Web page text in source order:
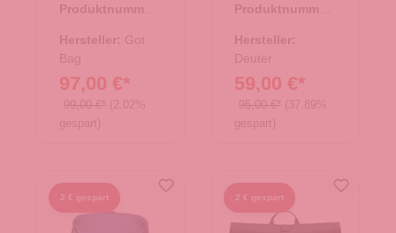
Produktnummer:
Hersteller: Got
Bag
97,00 €*
99,00 €* (2.02%
gespart)
Produktnummer:
Hersteller:
Deuter
59,00 €*
95,00 €* (37.89%
gespart)
2 € gespart 2 € gespart